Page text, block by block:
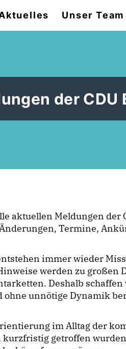
Unser Team
der CDU
aktuellen Meldungen
Termine,
immer wieder
werden zu
Deshalb
ohne unnötige Dynamik
im Alltag der
getroffen